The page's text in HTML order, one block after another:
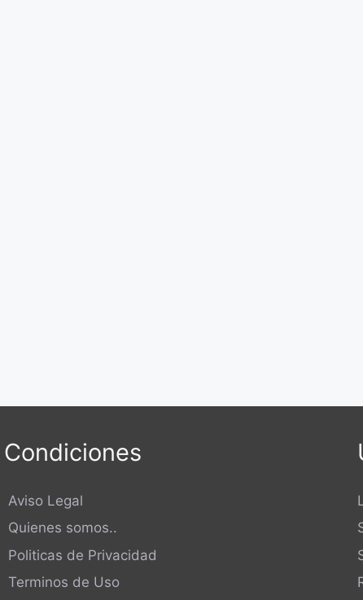
Condiciones
Aviso Legal
Quienes somos..
Politicas de Privacidad
Terminos de Uso